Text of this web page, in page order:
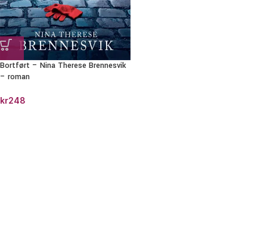
Bortført – Nina Therese Brennesvik
– roman
kr248